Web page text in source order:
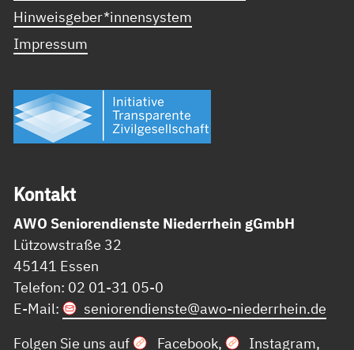
Hinweisgeber*innensystem
Impressum
Kon­takt
AWO Seniorendienste Niederrhein gGmbH
Lützowstraße 32
45141 Essen
Telefon: 02 01-31 05-0
E-Mail:
seniorendienste@awo-niederrhein.de
Folgen Sie uns auf
Facebook, Instagram,